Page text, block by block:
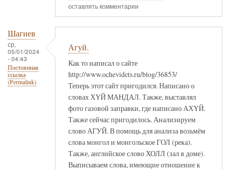
оставлять комментарии
Шагиев
ср,
05/01/2024
- 04:43
Постоянная
ссылка
(Permalink)
Агуй.
Как то написал о сайте
http://www.ochevidets.ru/blog/36853/
Теперь этот сайт пригодился. Написано о
словах ХҮЙ МАНДАЛ. Также, выставлял
фото газовой заправки, где написано АХҮЙ.
Также сейчас пригодилось. Анализируем
слово АГУЙ. В помощь для анализа возьмём
слова монгол и монгольское ГОЛ (река).
Также, английское слово ХОЛЛ (зал в доме).
Выписываем слова, имеющие отношение к